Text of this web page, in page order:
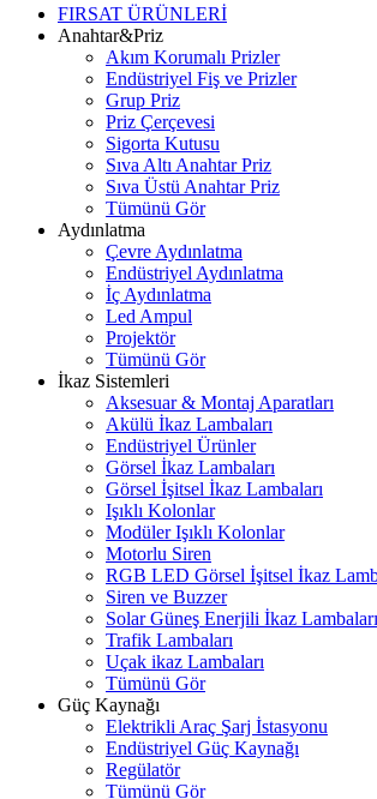
FIRSAT ÜRÜNLERİ
Anahtar&Priz
Akım Korumalı Prizler
Endüstriyel Fiş ve Prizler
Grup Priz
Priz Çerçevesi
Sigorta Kutusu
Sıva Altı Anahtar Priz
Sıva Üstü Anahtar Priz
Tümünü Gör
Aydınlatma
Çevre Aydınlatma
Endüstriyel Aydınlatma
İç Aydınlatma
Led Ampul
Projektör
Tümünü Gör
İkaz Sistemleri
Aksesuar & Montaj Aparatları
Akülü İkaz Lambaları
Endüstriyel Ürünler
Görsel İkaz Lambaları
Görsel İşitsel İkaz Lambaları
Işıklı Kolonlar
Modüler Işıklı Kolonlar
Motorlu Siren
RGB LED Görsel İşitsel İkaz
Siren ve Buzzer
Solar Güneş Enerjili İkaz Lambaları
Trafik Lambaları
Uçak ikaz Lambaları
Tümünü Gör
Güç Kaynağı
Elektrikli Araç Şarj İstasyonu
Endüstriyel Güç Kaynağı
Regülatör
Tümünü Gör